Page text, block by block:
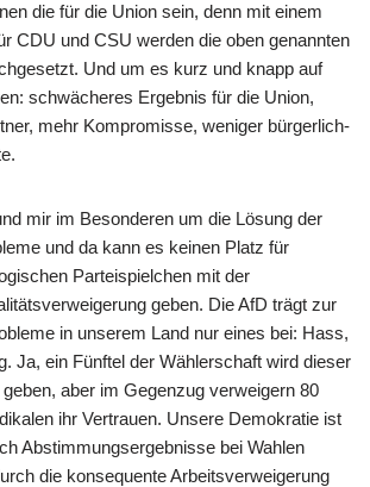
die für die Union sein, denn mit einem
CDU und CSU werden die oben genannten
Und um es kurz und knapp auf
schwächeres Ergebnis für die Union,
mehr Kompromisse, weniger bürgerlich-
mir im Besonderen um die Lösung der
und da kann es keinen Platz für
Parteispielchen mit der
geben. Die AfD trägt zur
in unserem Land nur eines bei: Hass,
Ja, ein Fünftel der Wählerschaft wird dieser
aber im Gegenzug verweigern 80
ihr Vertrauen. Unsere Demokratie ist
Abstimmungsergebnisse bei Wahlen
die konsequente Arbeitsverweigerung